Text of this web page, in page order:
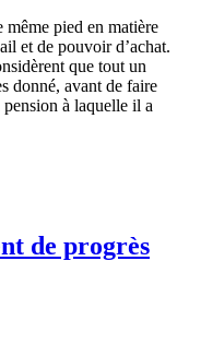
même pied en matière
et de pouvoir d’achat.
que tout un
donné, avant de faire
à laquelle il a
de progrès